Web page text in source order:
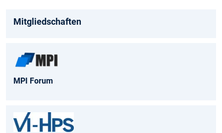
Mitgliedschaften
MPI Forum